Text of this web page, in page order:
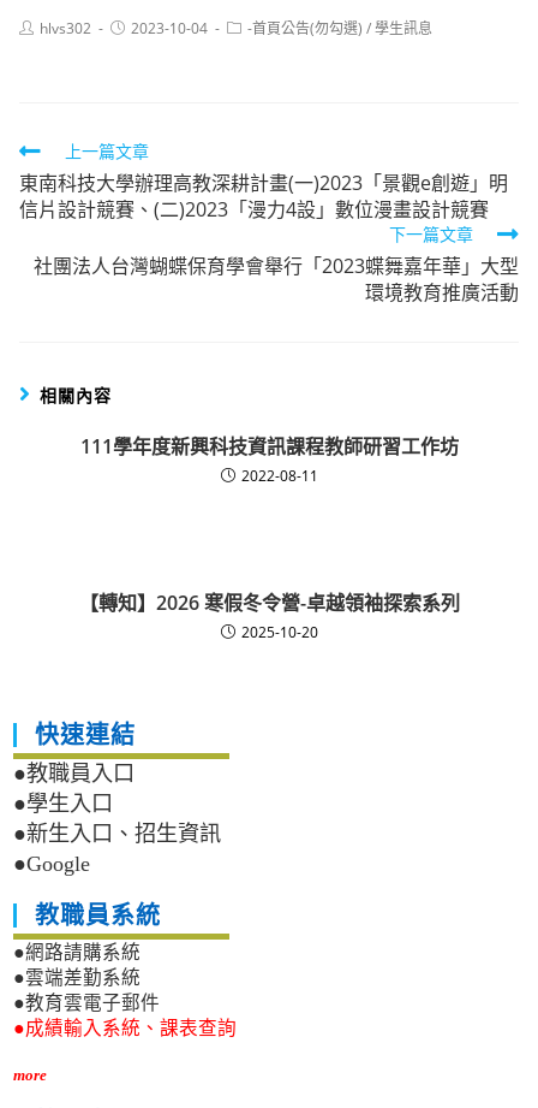
Posthlvs302
Post2023-10-04
Post-首頁公告(勿勾選) /學生訊息
Read
more
articles
上一篇文章
東南科技大學辦理高教深耕計畫(一)2023「景觀e創遊」明
信片設計競賽、(二)2023「漫力4設」數位漫畫設計競賽
下一篇文章
社團法人台灣蝴蝶保育學會舉行「2023蝶舞嘉年華」大型
環境教育推廣活動
相關內容
111學年度新興科技資訊課程教師研習工作坊
2022-08-11
【轉知】2026 寒假冬令營-卓越領袖探索系列
2025-10-20
快速連結
●教職員入口
●學生入口
●新生入口、招生資訊
●Google
教職員系統
●網路請購系統
●雲端差勤系統
●教育雲電子郵件
●成績輸入系統、課表查詢
more